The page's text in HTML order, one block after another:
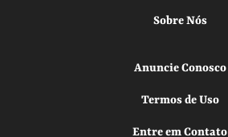
Sobre Nós
Anuncie Conosco
Termos de Uso
Entre em Contato